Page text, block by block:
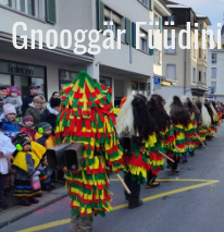
Gnooggär Füüdini